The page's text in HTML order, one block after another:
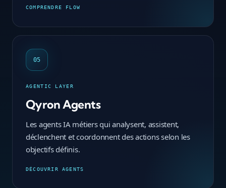
COMPRENDRE FLOW
05
AGENTIC LAYER
Qyron Agents
Les agents IA métiers qui analysent, assistent,
déclenchent et coordonnent des actions selon les
objectifs définis.
DÉCOUVRIR AGENTS